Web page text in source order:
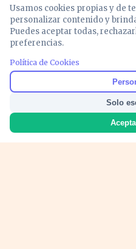
Noticias y análisis
inversión y política.
para entender lo
Usamos cookies propias y de
personalizar contenido y
Puedes aceptar todas,
preferencias.
Política de Cookies
Solo